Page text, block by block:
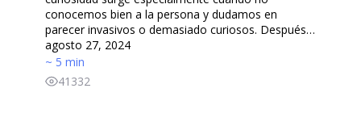
conocemos bien a la persona y dudamos en
parecer invasivos o demasiado curiosos. Después…
agosto 27, 2024
~ 5 min
41332